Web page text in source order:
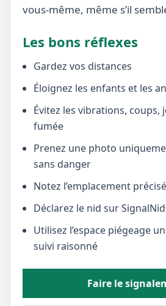
vous-même, même s’il
Les bons réflexes
Gardez vos distances
Éloignez les enfants et les
Évitez les vibrations, coups,
fumée
Prenez une photo
sans danger
Notez l’emplacement
Déclarez le nid sur
Utilisez l’espace piégeage
suivi raisonné
Faire le